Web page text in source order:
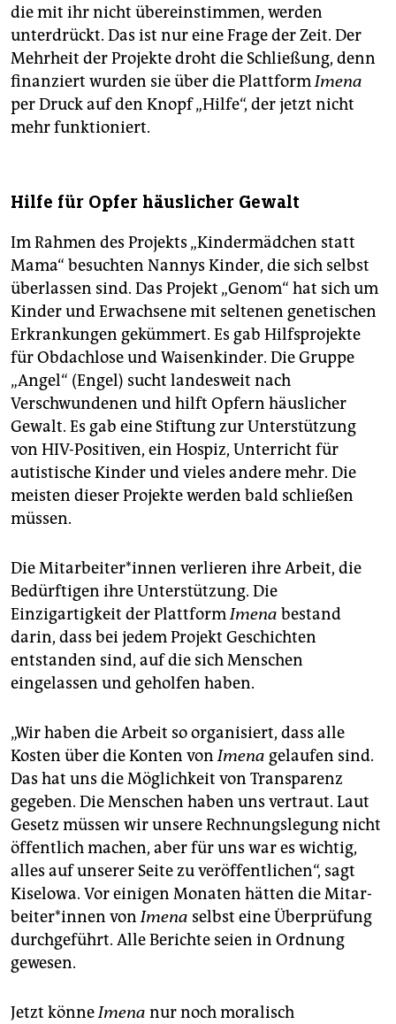
die mit ihr nicht übereinstimmen, werden
unterdrückt. Das ist nur eine Frage der Zeit. Der
Mehrheit der Projekte droht die Schließung, denn
finanziert wurden sie über die PlattformImena
per Druck auf den Knopf „Hilfe“, der jetzt nicht
mehr funktioniert.
Hilfe für Opfer häuslicher Gewalt
Im Rahmen des Projekts „Kindermädchen statt
Mama“ besuchten Nannys Kinder, die sich selbst
überlassen sind. Das Projekt „Genom“ hat sich um
Kinder und Erwachsene mit seltenen genetischen
Erkrankungen gekümmert. Es gab Hilfsprojekte
für Obdachlose und Waisenkinder. Die Gruppe
„Angel“ (Engel) sucht landesweit nach
Verschwundenen und hilft Opfern häuslicher
Gewalt. Es gab eine Stiftung zur Unterstützung
von HIV-Positiven, ein Hospiz, Unterricht für
autistische Kinder und vieles andere mehr. Die
meisten dieser Projekte werden bald schließen
müssen.
Die Mit­ar­bei­te­r*in­nen verlieren ihre Arbeit, die
Bedürftigen ihre Unterstützung. Die
Einzigartigkeit der PlattformImena bestand
darin, dass bei jedem Projekt Geschichten
entstanden sind, auf die sich Menschen
eingelassen und geholfen haben.
„Wir haben die Arbeit so organisiert, dass alle
Kosten über die Konten vonImena gelaufen sind.
Das hat uns die Möglichkeit von Transparenz
gegeben. Die Menschen haben uns vertraut. Laut
Gesetz müssen wir unsere Rechnungslegung nicht
öffentlich machen, aber für uns war es wichtig,
alles auf unserer Seite zu veröffentlichen“, sagt
Kiselowa. Vor einigen Monaten hätten die Mit­ar­
bei­te­r*in­nen vonImena selbst eine Überprüfung
durchgeführt. Alle Berichte seien in Ordnung
gewesen.
Jetzt könneImena nur noch moralisch